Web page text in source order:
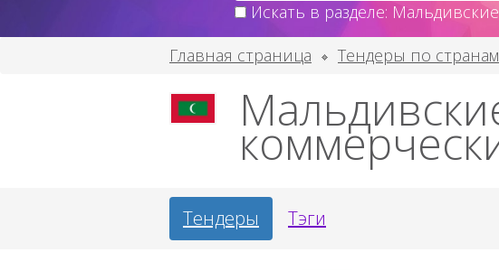
Искать в разделе:
Главная страница
Тендеры по странам
Тендеры Тэги